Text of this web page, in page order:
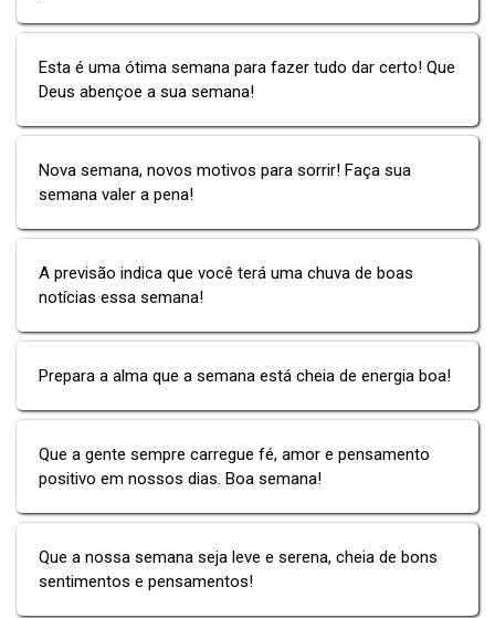
Esta é uma ótima semana para fazer tudo dar certo! Que
Deus abençoe a sua semana!
Nova semana, novos motivos para sorrir! Faça sua
semana valer a pena!
A previsão indica que você terá uma chuva de boas
notícias essa semana!
Prepara a alma que a semana está cheia de energia boa!
Que a gente sempre carregue fé, amor e pensamento
positivo em nossos dias. Boa semana!
Que a nossa semana seja leve e serena, cheia de bons
sentimentos e pensamentos!